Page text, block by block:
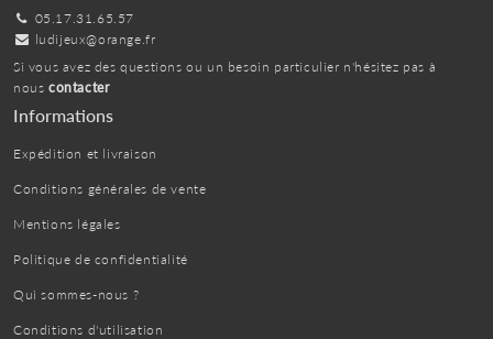
05.17.31.65.57
ludijeux@orange.fr
Si vous avez des questions ou un besoin particulier n'hésitez pas à
nous contacter
Informations
Expédition et livraison
Conditions générales de vente
Mentions légales
Politique de confidentialité
Qui sommes-nous ?
Conditions d'utilisation